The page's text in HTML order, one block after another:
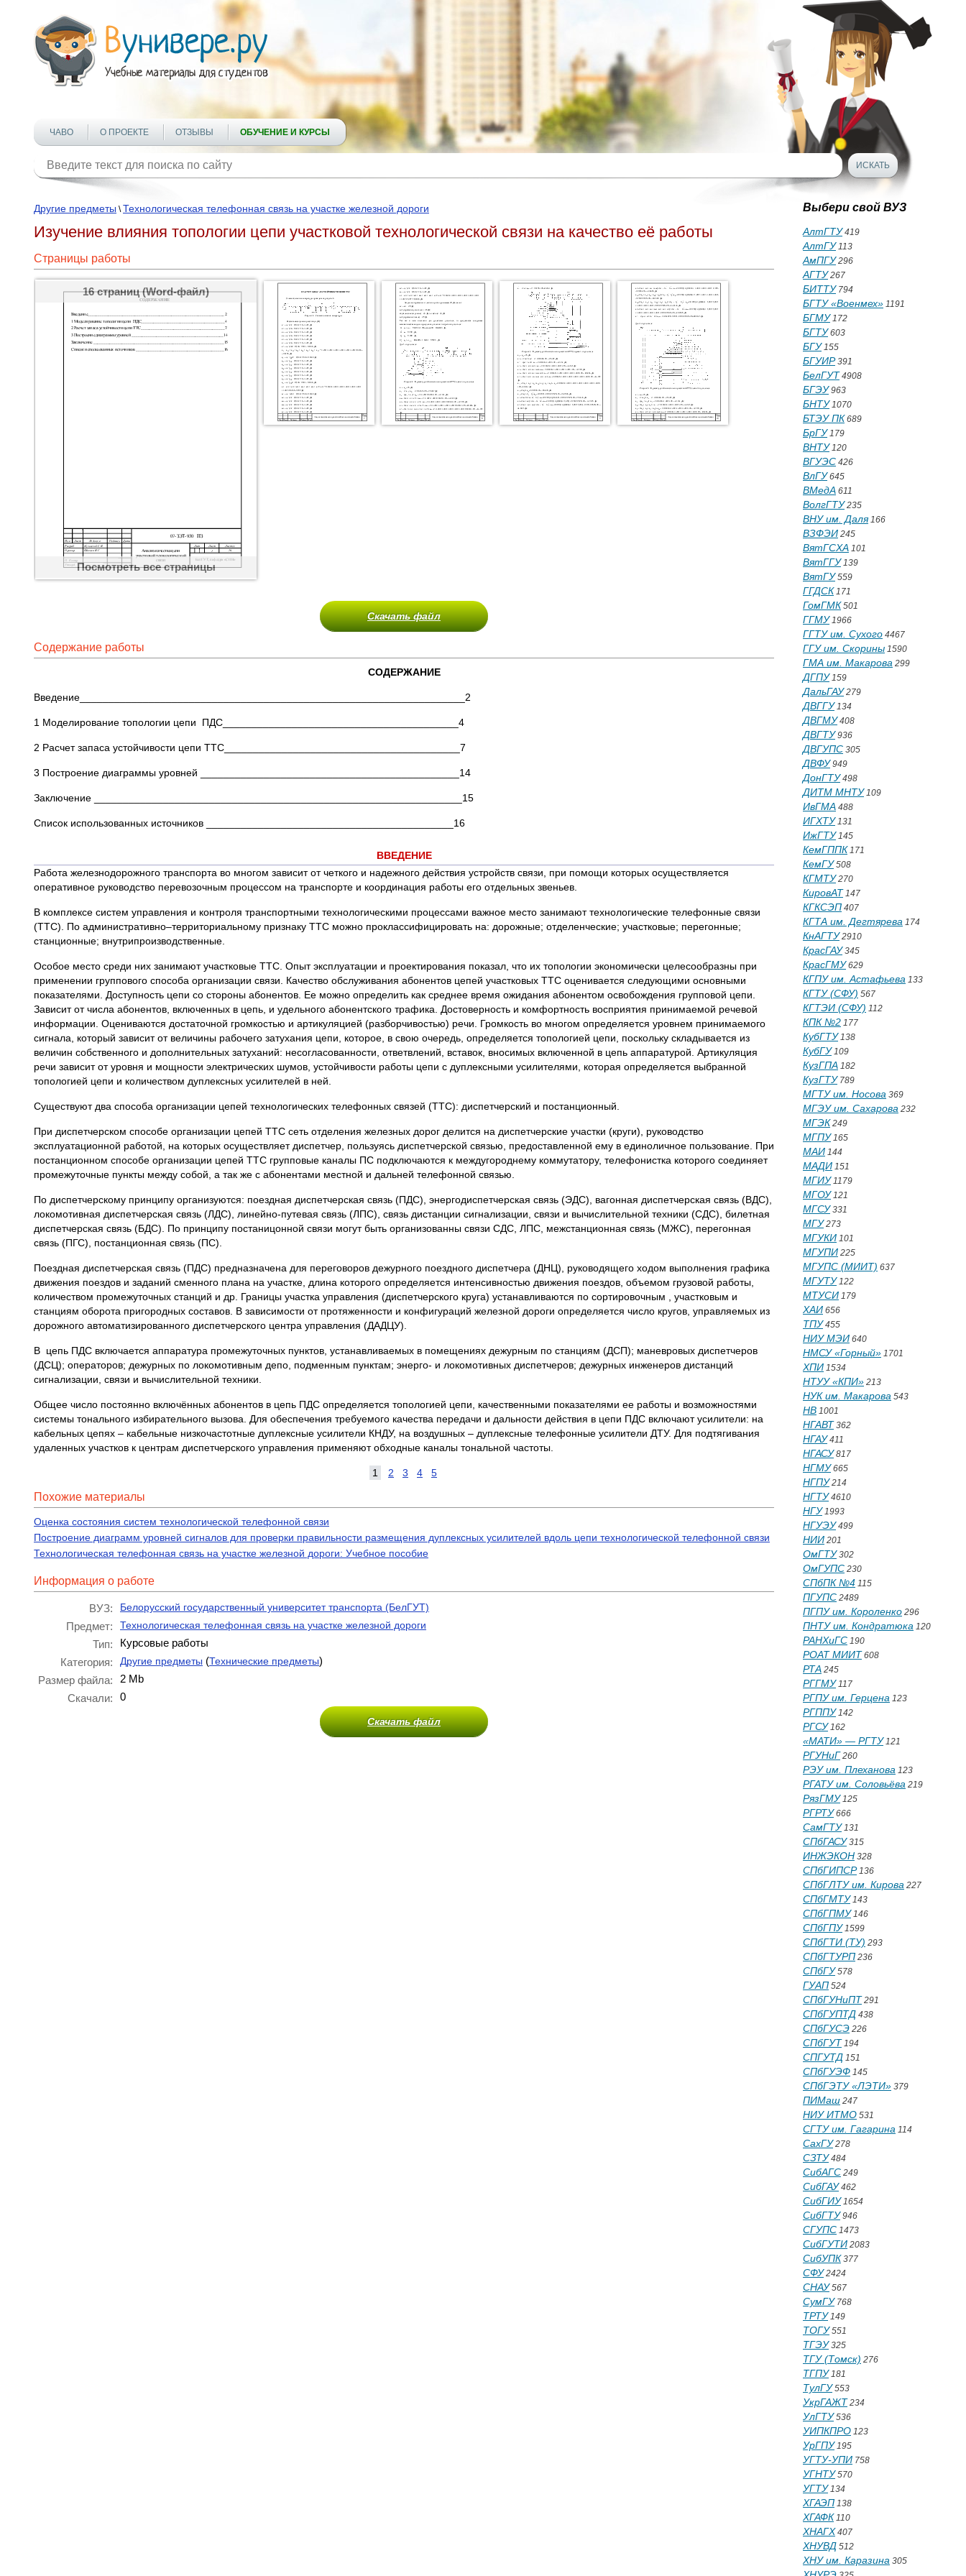
ЧАВО О ПРОЕКТЕ ОТЗЫВЫ ОБУЧЕНИЕ И КУРСЫ
Другие предметы \Технологическая телефонная связь на участке железной дороги
Изучение влияния топологии цепи участковой технологической связи на качество её работы
Страницы работы
16 страниц (Word-файл)
Посмотреть все страницы
Скачать файл
Содержание работы
СОДЕРЖАНИЕ
Введение___________________________________________________________________2
1 Моделирование топологии цепи ПДС_________________________________________4
2 Расчет запаса устойчивости цепи ТТС________________________________________­­­­_7
3 Построение диаграммы уровней _____________________________________________14
Заключение ________________________________________________________________15
Список использованных источников ___________________________________________16
ВВЕДЕНИЕ
Работа железнодорожного транспорта во многом зависит от четкого и надежного действия устройств связи, при помощи которых осуществляется
оперативное руководство перевозочным процессом на транспорте и координация работы его отдельных звеньев.
В комплексе систем управления и контроля транспортными технологическими процессами важное место занимают технологические телефонные связи
(ТТС). По административно–территориальному признаку ТТС можно проклассифицировать на: дорожные; отделенческие; участковые; перегонные;
станционные; внутрипроизводственные.
Особое место среди них занимают участковые ТТС. Опыт эксплуатации и проектирования показал, что их топологии экономически целесообразны при
применении группового способа организации связи. Качество обслуживания абонентов цепей участковых ТТС оценивается следующими основными
показателями. Доступность цепи со стороны абонентов. Ее можно определить как среднее время ожидания абонентом освобождения групповой цепи.
Зависит от числа абонентов, включенных в цепь, и удельного абонентского трафика. Достоверность и комфортность восприятия принимаемой речевой
информации. Оцениваются достаточной громкостью и артикуляцией (разборчивостью) речи. Громкость во многом определяется уровнем принимаемого
сигнала, который зависит от величины рабочего затухания цепи, которое, в свою очередь, определяется топологией цепи, поскольку складывается из
величин собственного и дополнительных затуханий: несогласованности, ответвлений, вставок, вносимых включенной в цепь аппаратурой. Артикуляция
речи зависит от уровня и мощности электрических шумов, устойчивости работы цепи с дуплексными усилителями, которая определяется выбранной
топологией цепи и количеством дуплексных усилителей в ней.
Существуют два способа организации цепей технологических телефонных связей (ТТС): диспетчерский и постанционный.
При диспетчерском способе организации цепей ТТС сеть отделения железных дорог делится на диспетчерские участки (круги), руководство
эксплуатационной работой, на которых осуществляет диспетчер, пользуясь диспетчерской связью, предоставленной ему в единоличное пользование. При
постанционном способе организации цепей ТТС групповые каналы ПС подключаются к междугороднему коммутатору, телефонистка которого соединяет
промежуточные пункты между собой, а так же с абонентами местной и дальней телефонной связью.
По диспетчерскому принципу организуются: поездная диспетчерская связь (ПДС), энергодиспетчерская связь (ЭДС), вагонная диспетчерская связь (ВДС),
локомотивная диспетчерская связь (ЛДС), линейно-путевая связь (ЛПС), связь дистанции сигнализации, связи и вычислительной техники (СДС), билетная
диспетчерская связь (БДС). По принципу постаницонной связи могут быть организованны связи СДС, ЛПС, межстанционная связь (МЖС), перегонная
связь (ПГС), постанционная связь (ПС).
Поездная диспетчерская связь (ПДС) предназначена для переговоров дежурного поездного диспетчера (ДНЦ), руководящего ходом выполнения графика
движения поездов и заданий сменного плана на участке, длина которого определяется интенсивностью движения поездов, объемом грузовой работы,
количеством промежуточных станций и др. Границы участка управления (диспетчерского круга) устанавливаются по сортировочным , участковым и
станциям оборота пригородных составов. В зависимости от протяженности и конфигураций железной дороги определяется число кругов, управляемых из
дорожного автоматизированного диспетчерского центра управления (ДАДЦУ).
В цепь ПДС включается аппаратура промежуточных пунктов, устанавливаемых в помещениях дежурным по станциям (ДСП); маневровых диспетчеров
(ДСЦ); операторов; дежурных по локомотивным депо, подменным пунктам; энерго- и локомотивных диспетчеров; дежурных инженеров дистанций
сигнализации, связи и вычислительной техники.
Общее число постоянно включённых абонентов в цепь ПДС определяется топологией цепи, качественными показателями ее работы и возможностями
системы тонального избирательного вызова. Для обеспечения требуемого качества передачи и дальности действия в цепи ПДС включают усилители: на
кабельных цепях – кабельные низкочастотные дуплексные усилители КНДУ, на воздушных – дуплексные телефонные усилители ДТУ. Для подтягивания
удаленных участков к центрам диспетчерского управления применяют обходные каналы тональной частоты.
1 2 3 4 5
Похожие материалы
Оценка состояния систем технологической телефонной связи
Построение диаграмм уровней сигналов для проверки правильности размещения дуплексных усилителей вдоль цепи технологической телефонной связи
Технологическая телефонная связь на участке железной дороги: Учебное пособие
Информация о работе
ВУЗ: Белорусский государственный университет транспорта (БелГУТ)
Предмет: Технологическая телефонная связь на участке железной дороги
Тип:
Курсовые работы
Категория:
Другие предметы (Технические предметы)
Размер файла:
2 Mb
Скачали:
0
Скачать файл
Выбери свой ВУЗ
АлтГТУ419
АлтГУ113
АмПГУ296
АГТУ267
БИТТУ794
БГТУ «Военмех» 1191
БГМУ172
БГТУ603
БГУ155
БГУИР391
БелГУТ 4908
БГЭУ963
БНТУ1070
БТЭУ ПК 689
БрГУ179
ВНТУ120
ВГУЭС 426
ВлГУ645
ВМедА 611
ВолгГТУ235
ВНУ им. Даля166
ВЗФЭИ 245
ВятГСХА 101
ВятГГУ139
ВятГУ559
ГГДСК 171
ГомГМК 501
ГГМУ1966
ГГТУ им. Сухого 4467
ГГУ им. Скорины 1590
ГМА им. Макарова 299
ДГПУ159
ДальГАУ279
ДВГГУ134
ДВГМУ408
ДВГТУ936
ДВГУПС 305
ДВФУ949
ДонГТУ498
ДИТМ МНТУ109
ИвГМА 488
ИГХТУ131
ИжГТУ145
КемГППК 171
КемГУ508
КГМТУ270
КировАТ 147
КГКСЭП 407
КГТА им. Дегтярева 174
КнАГТУ2910
КрасГАУ345
КрасГМУ629
КГПУ им. Астафьева 133
КГТУ (СФУ) 567
КГТЭИ (СФУ) 112
КПК №2 177
КубГТУ138
КубГУ109
КузГПА 182
КузГТУ789
МГТУ им. Носова 369
МГЭУ им. Сахарова 232
МГЭК 249
МГПУ165
МАИ 144
МАДИ 151
МГИУ1179
МГОУ121
МГСУ331
МГУ273
МГУКИ 101
МГУПИ 225
МГУПС (МИИТ) 637
МГУТУ122
МТУСИ 179
ХАИ 656
ТПУ455
НИУ МЭИ 640
НМСУ «Горный» 1701
ХПИ 1534
НТУУ «КПИ» 213
НУК им. Макарова 543
НВ 1001
НГАВТ 362
НГАУ411
НГАСУ817
НГМУ665
НГПУ214
НГТУ4610
НГУ1993
НГУЭУ499
НИИ 201
ОмГТУ302
ОмГУПС 230
СПбПК №4 115
ПГУПС 2489
ПГПУ им. Короленко 296
ПНТУ им. Кондратюка 120
РАНХиГС 190
РОАТ МИИТ 608
РТА 245
РГГМУ117
РГПУ им. Герцена 123
РГППУ142
РГСУ162
«МАТИ» — РГТУ121
РГУНиГ 260
РЭУ им. Плеханова 123
РГАТУ им. Соловьёва 219
РязГМУ125
РГРТУ666
СамГТУ131
СПбГАСУ315
ИНЖЭКОН 328
СПбГИПСР136
СПбГЛТУ им. Кирова 227
СПбГМТУ143
СПбГПМУ146
СПбГПУ1599
СПбГТИ (ТУ) 293
СПбГТУРП 236
СПбГУ578
ГУАП 524
СПбГУНиПТ 291
СПбГУПТД 438
СПбГУСЭ 226
СПбГУТ 194
СПГУТД 151
СПбГУЭФ 145
СПбГЭТУ «ЛЭТИ» 379
ПИМаш 247
НИУ ИТМО 531
СГТУ им. Гагарина 114
СахГУ278
СЗТУ484
СибАГС 249
СибГАУ462
СибГИУ1654
СибГТУ946
СГУПС 1473
СибГУТИ 2083
СибУПК 377
СФУ2424
СНАУ567
СумГУ768
ТРТУ149
ТОГУ551
ТГЭУ325
ТГУ (Томск) 276
ТГПУ181
ТулГУ553
УкрГАЖТ 234
УлГТУ536
УИПКПРО 123
УрГПУ195
УГТУ-УПИ 758
УГНТУ570
УГТУ134
ХГАЭП 138
ХГАФК 110
ХНАГХ 407
ХНУВД 512
ХНУ им. Каразина 305